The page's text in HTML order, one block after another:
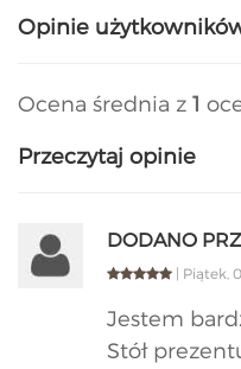
Opinie
Ocena średnia z 1
Przeczytaj opinie
DODANO
| Piątek,
Jestem
Stół